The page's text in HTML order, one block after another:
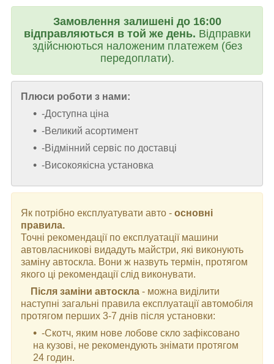
Замовлення залишені до 16:00
відправляються в той же день. Відправки
здійснюються наложеним платежем (без
передоплати).
Плюси роботи з нами:
-Доступна ціна
-Великий асортимент
-Відмінний сервіс по доставці
-Високоякісна установка
Як потрібно експлуатувати авто - основні
правила.
Точні рекомендації по експлуатації машини
автовласникові видадуть майстри, які виконують
заміну автоскла. Вони ж назвуть термін, протягом
якого ці рекомендації слід виконувати.
Після заміни автоскла - можна виділити
наступні загальні правила експлуатації автомобіля
протягом перших 3-7 днів після установки:
-Скотч, яким нове лобове скло зафіксовано
на кузові, не рекомендують знімати протягом
24 годин.